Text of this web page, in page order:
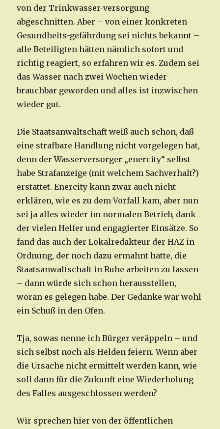
von der Trinkwasser-versorgung
abgeschnitten. Aber – von einer konkreten
Gesundheits-gefährdung sei nichts bekannt –
alle Beteiligten hätten nämlich sofort und
richtig reagiert, so erfahren wir es. Zudem sei
das Wasser nach zwei Wochen wieder
brauchbar geworden und alles ist inzwischen
wieder gut.
Die Staatsanwaltschaft weiß auch schon, daß
eine strafbare Handlung nicht vorgelegen hat,
denn der Wasserversorger „enercity“ selbst
habe Strafanzeige (mit welchem Sachverhalt?)
erstattet. Enercity kann zwar auch nicht
erklären, wie es zu dem Vorfall kam, aber nun
sei ja alles wieder im normalen Betrieb, dank
der vielen Helfer und engagierter Einsätze. So
fand das auch der Lokalredakteur der HAZ in
Ordnung, der noch dazu ermahnt hatte, die
Staatsanwaltschaft in Ruhe arbeiten zu lassen
– dann würde sich schon herausstellen,
woran es gelegen habe. Der Gedanke war wohl
ein Schuß in den Ofen.
Tja, sowas nenne ich Bürger veräppeln – und
sich selbst noch als Helden feiern. Wenn aber
die Ursache nicht ermittelt werden kann, wie
soll dann für die Zukunft eine Wiederholung
des Falles ausgeschlossen werden?
Wir sprechen hier von der öffentlichen